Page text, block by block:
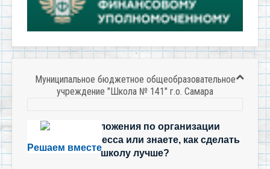
Муниципальное бюджетное общеобразовательное
учреждение "Школа № 141" г.о. Самара
Решаем вместе
Есть предложения по организации
учебного процесса или знаете, как сделать
школу лучше?